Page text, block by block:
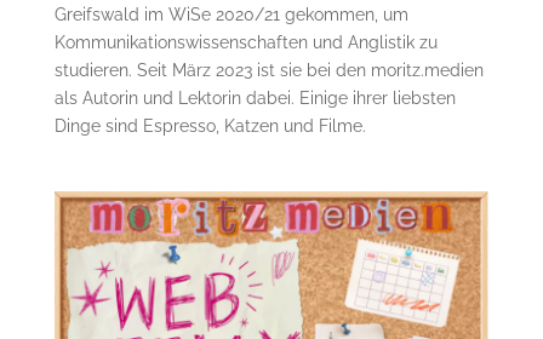
Greifswald im WiSe 2020/21 gekommen, um
Kommunikationswissenschaften und Anglistik zu
studieren. Seit März 2023 ist sie bei den moritz.medien
als Autorin und Lektorin dabei. Einige ihrer liebsten
Dinge sind Espresso, Katzen und Filme.